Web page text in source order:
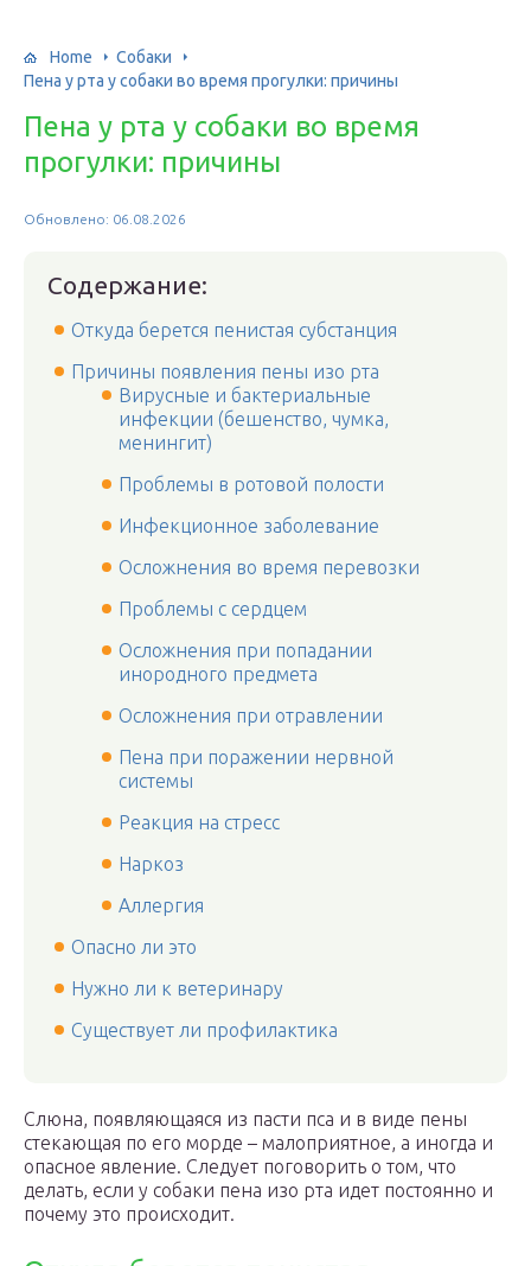
Home
Собаки
Пена у рта у собаки во время прогулки: причины
Пена у рта у собаки во время
прогулки: причины
Обновлено: 06.08.2026
Содержание:
Откуда берется пенистая субстанция
Причины появления пены изо рта
Вирусные и бактериальные
инфекции (бешенство, чумка,
менингит)
Проблемы в ротовой полости
Инфекционное заболевание
Осложнения во время перевозки
Проблемы с сердцем
Осложнения при попадании
инородного предмета
Осложнения при отравлении
Пена при поражении нервной
системы
Реакция на стресс
Наркоз
Аллергия
Опасно ли это
Нужно ли к ветеринару
Существует ли профилактика
Слюна, появляющаяся из пасти пса и в виде пены
стекающая по его морде – малоприятное, а иногда и
опасное явление. Следует поговорить о том, что
делать, если у собаки пена изо рта идет постоянно и
почему это происходит.